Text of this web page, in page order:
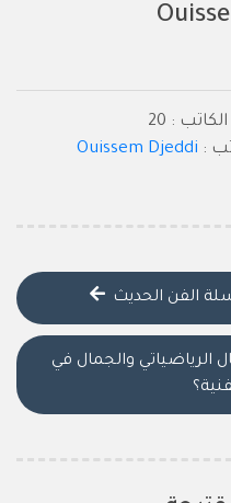
: 20
:
Ouissem Djeddi
الفن الحديث
الرياضياتي والجمال في